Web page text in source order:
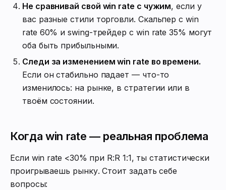
Не сравнивай свой win rate с чужим, если у
вас разные стили торговли. Скальпер с win
rate 60% и swing-трейдер с win rate 35% могут
оба быть прибыльными.
Следи за изменением win rate во времени.
Если он стабильно падает — что-то
изменилось: на рынке, в стратегии или в
твоём состоянии.
Когда win rate — реальная проблема
Если win rate <30% при R:R 1:1, ты статистически
проигрываешь рынку. Стоит задать себе
вопросы: